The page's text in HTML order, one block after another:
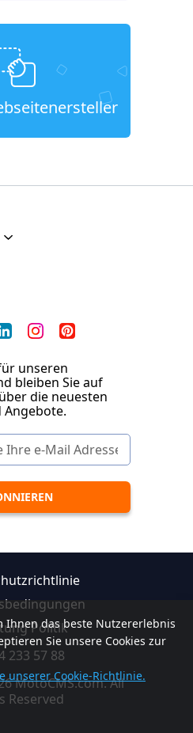
Ihnen das beste Nutzererlebnis
Sie unsere Cookies zur
unserer Cookie-Richtlinie.
unseren
bleiben Sie auf
die neuesten
Politik
233 57 88
MotoCMS.com. All
Reserved